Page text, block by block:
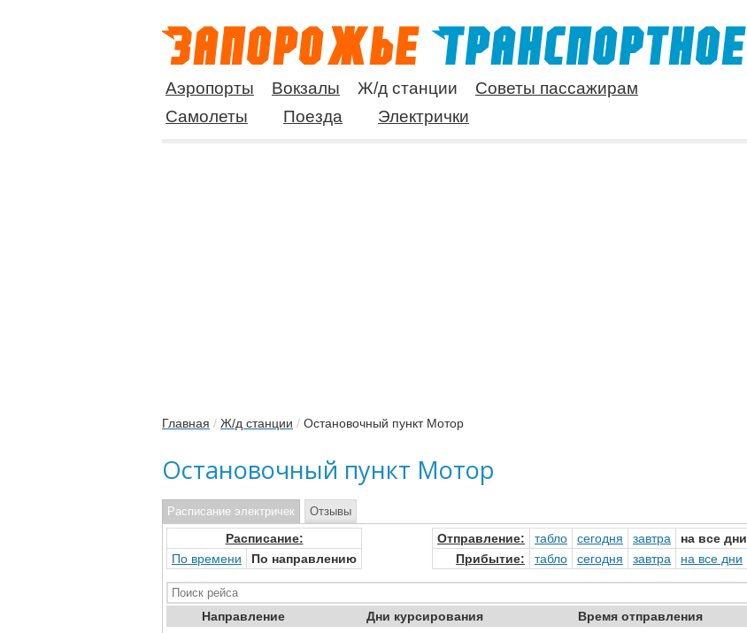
Аэропорты Вокзалы Ж/д станции
Советы пассажирам
Самолеты
Поезда Электрички
Главная / Ж/д станции / Остановочный пункт Мотор
Остановочный пункт Мотор
Расписание электричек
Расписание:
По времени
По направлению
Отправление: табло сегодня завтра на все дни
Прибытие: табло сегодня завтра на все дни
Направление Дни курсирования Время отправления
Отзывы